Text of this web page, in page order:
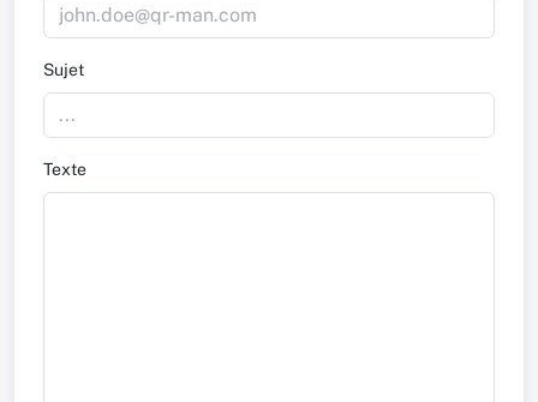
Sujet
Texte